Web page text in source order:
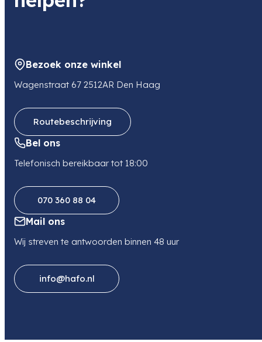
Bezoek onze winkel
Wagenstraat 67 2512AR Den Haag
Routebeschrijving
Bel ons
Telefonisch bereikbaar tot 18:00
070 360 88 04
Mail ons
Wij streven te antwoorden binnen 48 uur
info@hafo.nl